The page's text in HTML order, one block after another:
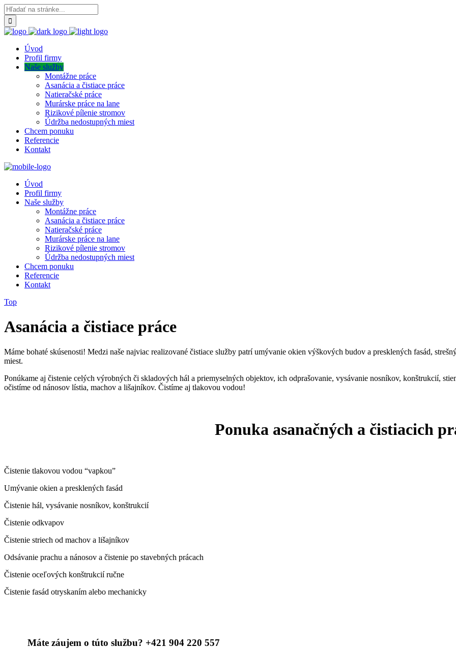
Úvod
Profil firmy
Naše služby
Montážne práce
Asanácia a čistiace práce
Natieračské práce
Murárske práce na lane
Rizikové pílenie stromov
Údržba nedostupných miest
Chcem ponuku
Referencie
Kontakt
Úvod
Profil firmy
Naše služby
Montážne práce
Asanácia a čistiace práce
Natieračské práce
Murárske práce na lane
Rizikové pílenie stromov
Údržba nedostupných miest
Chcem ponuku
Referencie
Kontakt
Top
Asanácia a čistiace práce
Máme bohaté skúsenosti! Medzi naše najviac realizované čistiace služby patrí umývanie okien výškových budov a presklených fasád,
miest.
Ponúkame aj čistenie celých výrobných či skladových hál a priemyselných objektov, ich odprašovanie, vysávanie nosníkov, konštrukcií,
očistíme od nánosov lístia, machov a lišajníkov. Čistíme aj tlakovou vodou!
Ponuka asanačných a čistiacich
Čistenie tlakovou vodou “vapkou”
Umývanie okien a presklených fasád
Čistenie hál, vysávanie nosníkov, konštrukcií
Čistenie odkvapov
Čistenie striech od machov a lišajníkov
Odsávanie prachu a nánosov a čistenie po stavebných prácach
Čistenie oceľových konštrukcií ručne
Čistenie fasád otryskaním alebo mechanicky
Máte záujem o túto službu? +421 904 220 557